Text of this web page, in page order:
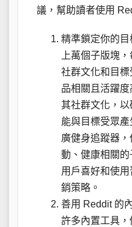
議，幫助讀者使用
精準鎖定你的
上萬個子版塊
社群文化和目
品相關且活躍
其社群文化，
能與目標受眾
廣健身追蹤器
動、健康相關
用戶喜好和使
銷策略。
善用 Reddit 的
許多內置工具，